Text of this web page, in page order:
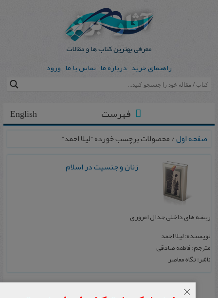
راهنمای خرید درباره ما تماس با ما ورود
English فهرست
صفحه اول/ محصولات برچسب خورده “لیلا احمد”
زنان و جنسیت در اسلام
ریشه های داخلی جدال امروزی
نویسنده: لیلا احمد
مترجم: فاطمه صادقی
ناشر: نگاه معاصر
×